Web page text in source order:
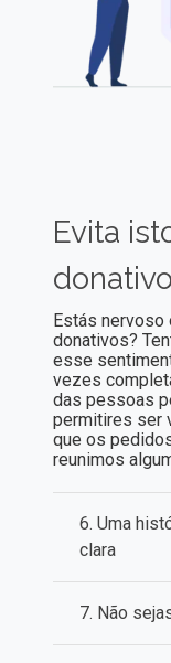
Evita
Estás nervoso
donativos?
esse
vezes
das pessoas
permitires ser
que os
reunimos
6. Uma
clara
7. Não